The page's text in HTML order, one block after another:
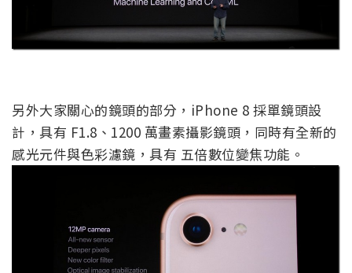
另外大家關心的鏡頭的部分，iPhone 8 採單鏡頭設
計，具有 F1.8、1200 萬畫素攝影鏡頭，同時有全新的
感光元件與色彩濾鏡，具有 五倍數位變焦功能。